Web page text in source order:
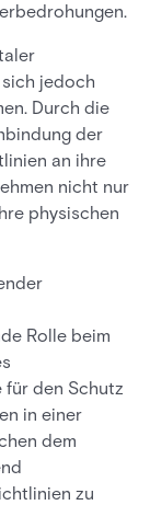
jedoch
Durch die
der
an ihre
nicht nur
physischen
Rolle beim
für den Schutz
in einer
dem
zu